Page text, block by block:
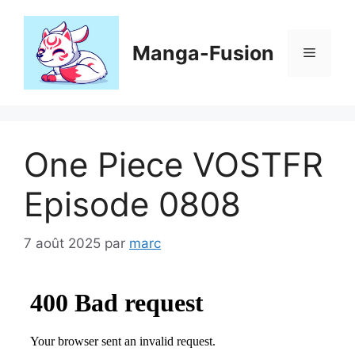
contenu
Manga-Fusion Menu
One Piece VOSTFR
Episode 0808
7 août 2025 par marc